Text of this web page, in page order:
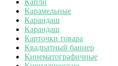
Карамельные
Карандаш
Карандаш
Карточки товара
Квадратный баннер
Кинематографичные